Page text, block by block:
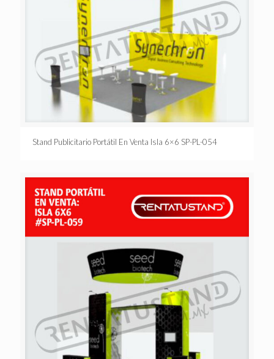
Stand Publicitario Portátil En Venta Isla 6×6 SP-PL-054